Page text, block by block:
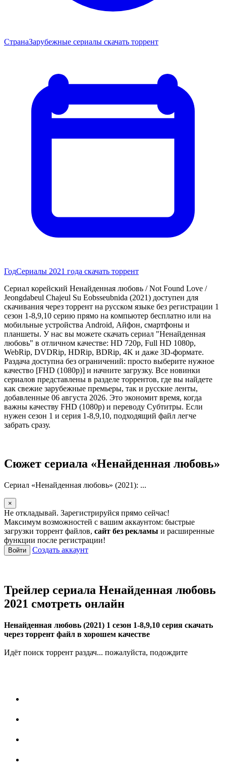
СтранаЗарубежные сериалы скачать торрент
ГодСериалы 2021 года скачать торрент
Сериал корейский Ненайденная любовь / Not Found Love /
Jeongdabeul Chajeul Su Eobsseubnida (2021) доступен для
скачивания через торрент на русском языке без регистрации 1
сезон 1-8,9,10 серию прямо на компьютер бесплатно или на
мобильные устройства Android, Айфон, смартфоны и
планшеты. У нас вы можете скачать сериал "Ненайденная
любовь" в отличном качестве: HD 720p, Full HD 1080p,
WebRip, DVDRip, HDRip, BDRip, 4K и даже 3D-формате.
Раздача доступна без ограничений: просто выберите нужное
качество [FHD (1080p)] и начните загрузку. Все новинки
сериалов представлены в разделе торрентов, где вы найдете
как свежие зарубежные премьеры, так и русские ленты,
добавленные 06 августа 2026. Это экономит время, когда
важны качеству FHD (1080p) и переводу Субтитры. Если
нужен сезон 1 и серия 1-8,9,10, подходящий файл легче
забрать сразу.
Сюжет сериала «Ненайденная любовь»
Сериал «Ненайденная любовь» (2021): ...
×
Не откладывай. Зарегистрируйся прямо сейчас!
Максимум возможностей с вашим аккаунтом: быстрые
загрузки торрент файлов, сайт без рекламы и расширенные
функции после регистрации!
Войти Создать аккаунт
Трейлер сериала Ненайденная любовь
2021 смотреть онлайн
Ненайденная любовь (2021) 1 сезон 1-8,9,10 серия скачать
через торрент файл в хорошем качестве
Идёт поиск торрент раздач... пожалуйста, подождите